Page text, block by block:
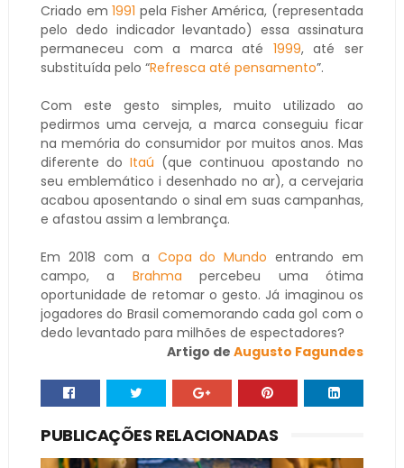
Criado em1991 pela Fisher América, (representada
pelo dedo indicador levantado) essa assinatura
permaneceu com a marca até 1999, até ser
substituída pelo “Refresca até pensamento”.
Com este gesto simples, muito utilizado ao
pedirmos uma cerveja, a marca conseguiu ficar
na memória do consumidor por muitos anos. Mas
diferente do Itaú (que continuou apostando no
seu emblemático i desenhado no ar), a cervejaria
acabou aposentando o sinal em suas campanhas,
e afastou assim a lembrança.
Em 2018 com a Copa do Mundo entrando em
campo, a Brahma percebeu uma ótima
oportunidade de retomar o gesto. Já imaginou os
jogadores do Brasil comemorando cada gol com o
dedo levantado para milhões de espectadores?
Artigo deAugusto Fagundes
PUBLICAÇÕES RELACIONADAS